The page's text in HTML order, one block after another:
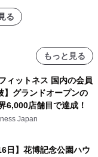
る
もっと見る
ィットネス 国内の会員
】グランドオープンの
6,000店舗目で達成！
Japan
日】花博記念公園ハウ